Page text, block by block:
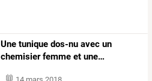
Une tunique dos-nu avec un
chemisierfemme et une…